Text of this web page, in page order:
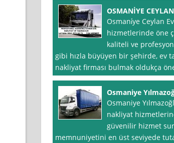
OSMANİYE
Osmani̇ye Ceylan
hizmetlerinde öne
kaliteli ve
gibi hızla büyüyen bir şehirde, ev
nakliyat firması bulmak oldukça
Osmaniye
Osmaniye
nakliyat
güvenilir hizmet
memnuniyetini en üst seviyede